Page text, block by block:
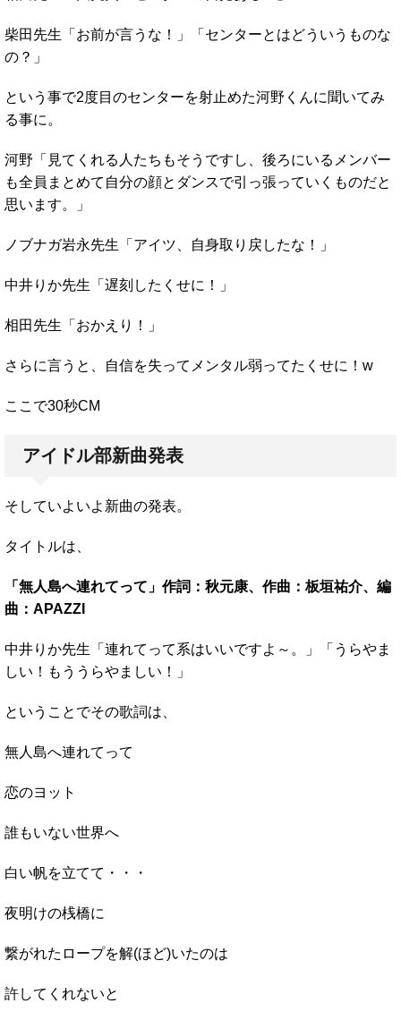
柴田先生「お前が言うな！」「センターとはどういうものな
の？」
という事で2度目のセンターを射止めた河野くんに聞いてみ
る事に。
河野「見てくれる人たちもそうですし、後ろにいるメンバー
も全員まとめて自分の顔とダンスで引っ張っていくものだと
思います。」
ノブナガ岩永先生「アイツ、自身取り戻したな！」
中井りか先生「遅刻したくせに！」
相田先生「おかえり！」
さらに言うと、自信を失ってメンタル弱ってたくせに！w
ここで30秒CM
アイドル部新曲発表
そしていよいよ新曲の発表。
タイトルは、
「無人島へ連れてって」作詞：秋元康、作曲：板垣祐介、編
曲：APAZZI
中井りか先生「連れてって系はいいですよ～。」「うらやま
しい！もううらやましい！」
ということでその歌詞は、
無人島へ連れてって
恋のヨット
誰もいない世界へ
白い帆を立てて・・・
夜明けの桟橋に
繋がれたロープを解(ほど)いたのは
許してくれないと